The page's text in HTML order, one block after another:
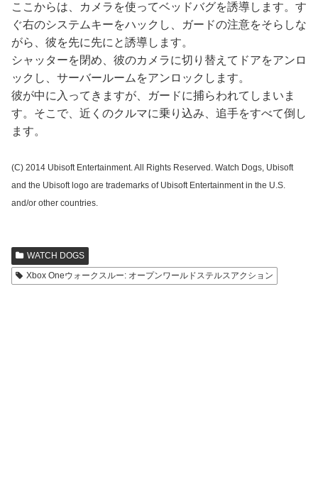
ここからは、カメラを使ってベッドバグを誘導します。す
ぐ右のシステムキーをハックし、ガードの注意をそらしな
がら、彼を先に先にと誘導します。
シャッターを閉め、彼のカメラに切り替えてドアをアンロ
ックし、サーバールームをアンロックします。
彼が中に入ってきますが、ガードに捕らわれてしまいま
す。そこで、近くのクルマに乗り込み、追手をすべて倒し
ます。
(C) 2014 Ubisoft Entertainment. All Rights Reserved. Watch Dogs, Ubisoft
and the Ubisoft logo are trademarks of Ubisoft Entertainment in the U.S.
and/or other countries.
WATCH DOGS
Xbox Oneウォークスルー: オープンワールドステルスアクション